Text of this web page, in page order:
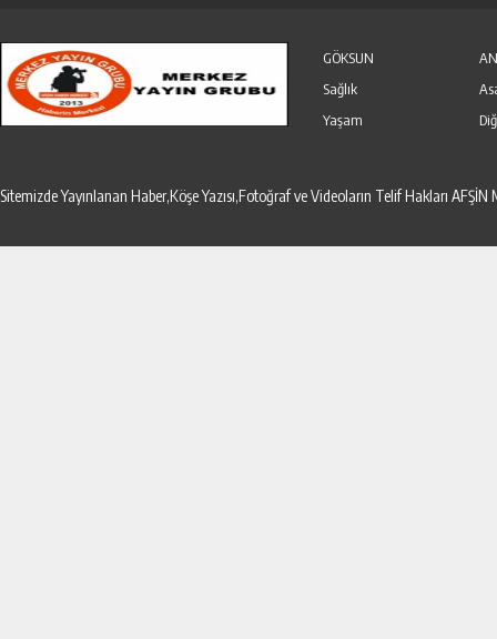
GÖKSUN
Sağlık
Yaşam
Sitemizde Yayınlanan Haber,Köşe Yazısı,Fotoğraf ve Videoların Telif Hakları